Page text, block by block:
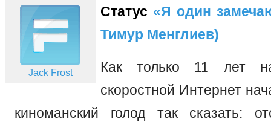
Jack Frost
Статус «Я один
Тимур Менглиев)
Как только 11 лет
скоростной Интернет
киноманский голод так сказать: